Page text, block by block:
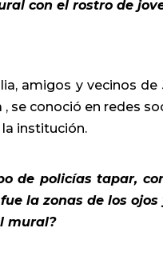
con el rostro de
amigos y vecinos
se conoció en redes
institución.
de policías tapar,
la zonas de los
mural?